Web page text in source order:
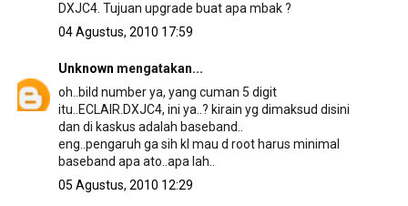
DXJC4. Tujuan upgrade buat apa mbak ?
04 Agustus, 2010 17:59
Unknown mengatakan...
oh..bild number ya, yang cuman 5 digit
itu..ECLAIR.DXJC4, ini ya..? kirain yg dimaksud disini
dan di kaskus adalah baseband..
eng..pengaruh ga sih kl mau d root harus minimal
baseband apa ato..apa lah..
05 Agustus, 2010 12:29